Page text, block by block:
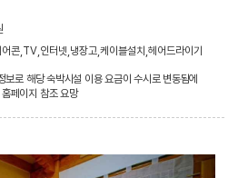
콘,TV,인터넷,냉장고,케이블설치,헤어드라이기
로 해당 숙박시설 이용 요금이 수시로 변동됨에
페이지 참조 요망